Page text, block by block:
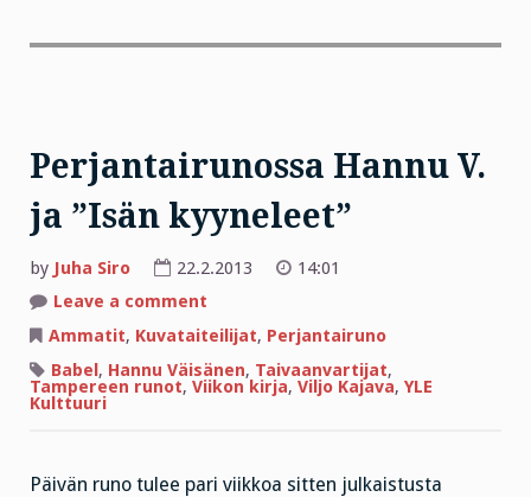
Perjantairunossa Hannu V.
ja ”Isän kyyneleet”
by Juha Siro 22.2.2013
14:01
Leave a comment
Hannu
ja
”Isän
kyyneleet”
Ammatit, Kuvataiteilijat, Perjantairuno
Babel, Hannu Väisänen, Taivaanvartijat,
Tampereen runot, Viikon kirja, Viljo Kajava, YLE
Kulttuuri
Päivän runo tulee pari viikkoa sitten julkaistusta